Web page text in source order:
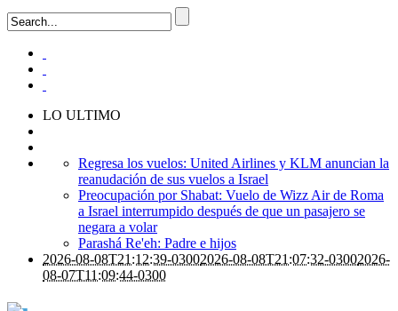
LO ULTIMO
Regresa los vuelos: United Airlines y KLM anuncian la
reanudación de sus vuelos a Israel
Preocupación por Shabat: Vuelo de Wizz Air de Roma
a Israel interrumpido después de que un pasajero se
negara a volar
Parashá Re'eh: Padre e hijos
2026-08-08T21:12:39-03002026-08-08T21:07:32-03002026-
08-07T11:09:44-0300